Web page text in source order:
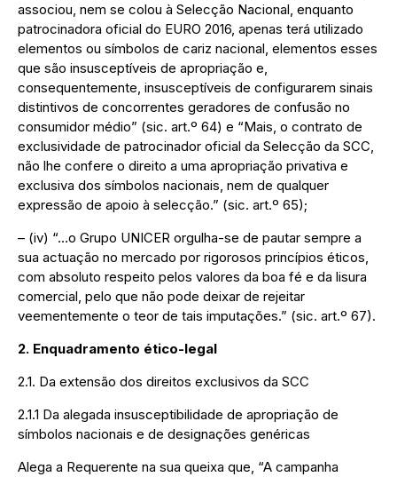
associou, nem se colou à Selecção Nacional, enquanto
patrocinadora oficial do EURO 2016, apenas terá utilizado
elementos ou símbolos de cariz nacional, elementos esses
que são insusceptíveis de apropriação e,
consequentemente, insusceptíveis de configurarem sinais
distintivos de concorrentes geradores de confusão no
consumidor médio” (sic. art.º 64) e “Mais, o contrato de
exclusividade de patrocinador oficial da Selecção da SCC,
não lhe confere o direito a uma apropriação privativa e
exclusiva dos símbolos nacionais, nem de qualquer
expressão de apoio à selecção.” (sic. art.º 65);
– (iv) “…o Grupo UNICER orgulha-se de pautar sempre a
sua actuação no mercado por rigorosos princípios éticos,
com absoluto respeito pelos valores da boa fé e da lisura
comercial, pelo que não pode deixar de rejeitar
veementemente o teor de tais imputações.” (sic. art.º 67).
2. Enquadramento ético-legal
2.1. Da extensão dos direitos exclusivos da SCC
2.1.1 Da alegada insusceptibilidade de apropriação de
símbolos nacionais e de designações genéricas
Alega a Requerente na sua queixa que, “A campanha